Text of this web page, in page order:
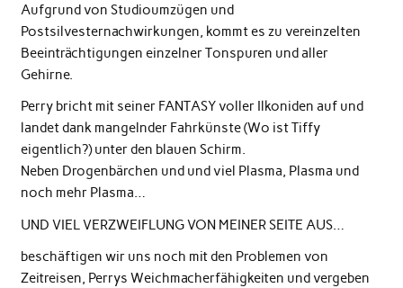
Aufgrund von Studioumzügen und
Postsilvesternachwirkungen, kommt es zu vereinzelten
Beeinträchtigungen einzelner Tonspuren und aller
Gehirne.
Perry bricht mit seiner FANTASY voller Ilkoniden auf und
landet dank mangelnder Fahrkünste (Wo ist Tiffy
eigentlich?) unter den blauen Schirm.
Neben Drogenbärchen und und viel Plasma, Plasma und
noch mehr Plasma…
UND VIEL VERZWEIFLUNG VON MEINER SEITE AUS…
beschäftigen wir uns noch mit den Problemen von
Zeitreisen, Perrys Weichmacherfähigkeiten und vergeben